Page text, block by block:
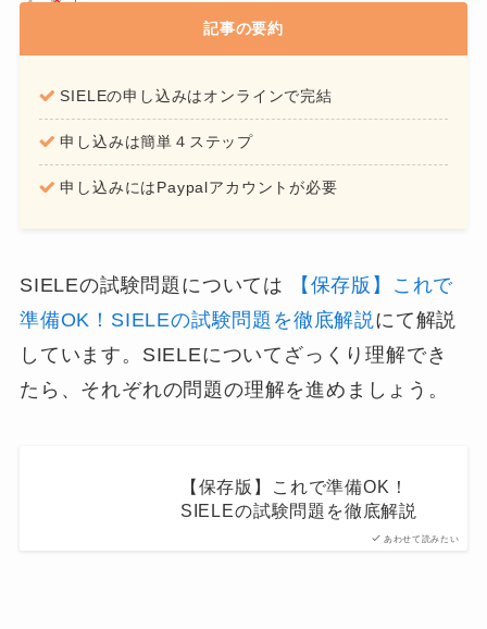
記事の要約
SIELEの申し込みはオンラインで完結
申し込みは簡単４ステップ
申し込みにはPaypalアカウントが必要
SIELEの試験問題については
【保存版】これで
準備OK！SIELEの試験問題を徹底解説にて解説
しています。SIELEについてざっくり理解でき
たら、それぞれの問題の理解を進めましょう。
あわせて読みたい
【保存版】これで準備OK！
SIELEの試験問題を徹底解説